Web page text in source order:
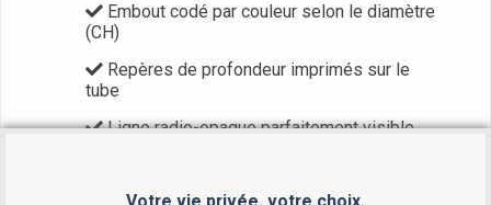
Embout codé par couleur selon le diamètre
(CH)
Repères de profondeur imprimés sur le
tube
Ligne radio-opaque parfaitement visible